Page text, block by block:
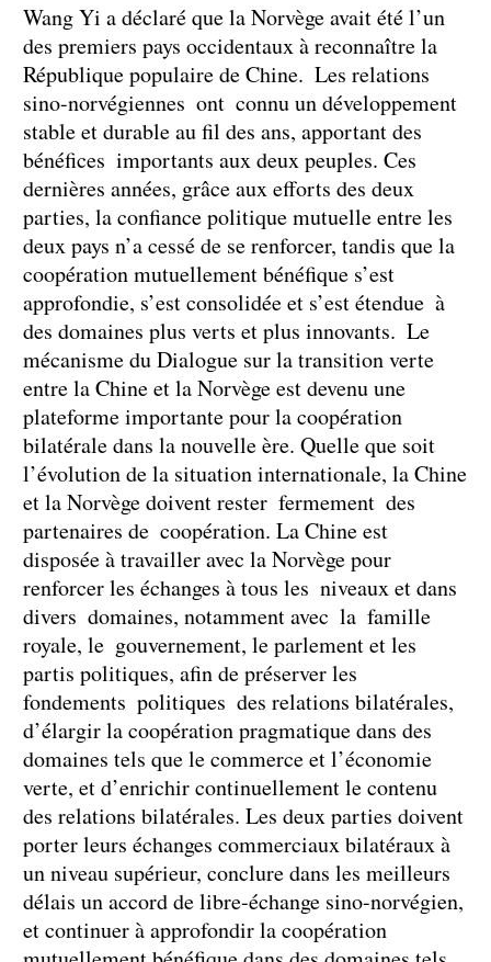
Wang Yi a déclaré que la Norvège avait été l’un
des premiers pays occidentaux à reconnaître la
République populaire de Chine. Les relations
sino-norvégiennes ont connu un développement
stable et durable au fil des ans, apportant des
bénéfices importants aux deux peuples. Ces
dernières années, grâce aux efforts des deux
parties, la confiance politique mutuelle entre les
deux pays n’a cessé de se renforcer, tandis que la
coopération mutuellement bénéfique s’est
approfondie, s’est consolidée et s’est étendue à
des domaines plus verts et plus innovants. Le
mécanisme du Dialogue sur la transition verte
entre la Chine et la Norvège est devenu une
plateforme importante pour la coopération
bilatérale dans la nouvelle ère. Quelle que soit
l’évolution de la situation internationale, la Chine
et la Norvège doivent rester fermement des
partenaires de coopération. La Chine est
disposée à travailler avec la Norvège pour
renforcer les échanges à tous les niveaux et dans
divers domaines, notamment avec la famille
royale, le gouvernement, le parlement et les
partis politiques, afin de préserver les
fondements politiques des relations bilatérales,
d’élargir la coopération pragmatique dans des
domaines tels que le commerce et l’économie
verte, et d’enrichir continuellement le contenu
des relations bilatérales. Les deux parties doivent
porter leurs échanges commerciaux bilatéraux à
un niveau supérieur, conclure dans les meilleurs
délais un accord de libre-échange sino-norvégien,
et continuer à approfondir la coopération